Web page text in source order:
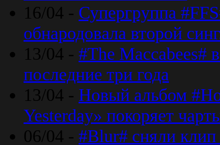
16/04 - Супергруппа
обнародовала второй
13/04 - #The Maccabees#
последние три года
13/04 - Новый альбом
Yesterday» покоряет
06/04 - #Blur# сняли клип